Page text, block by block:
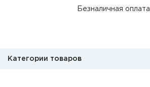
Безналичная оплата
Категории товаров